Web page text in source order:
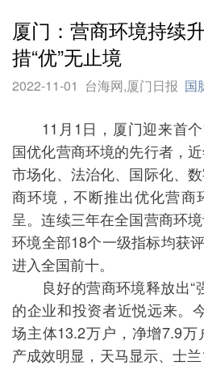
厦门：营商环境持续
措“优”无止境
2022-11-01 台海网,厦门日报 国
11月1日，厦门迎来首个
国优化营商环境的先行者，
市场化、法治化、国际化、
商环境，不断推出优化营商
呈。连续三年在全国营商环
环境全部18个一级指标均获
进入全国前十。
良好的营商环境释放出“
的企业和投资者近悦远来。
场主体13.2万户，净增7.9
产成效明显，天马显示、士